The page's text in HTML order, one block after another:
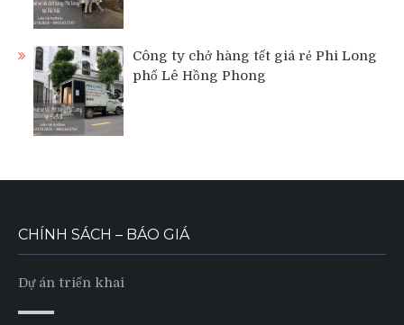
Công ty chở hàng tết giá rẻ Phi Long
phố Lê Hồng Phong
CHÍNH SÁCH – BÁO GIÁ
Dự án triển khai